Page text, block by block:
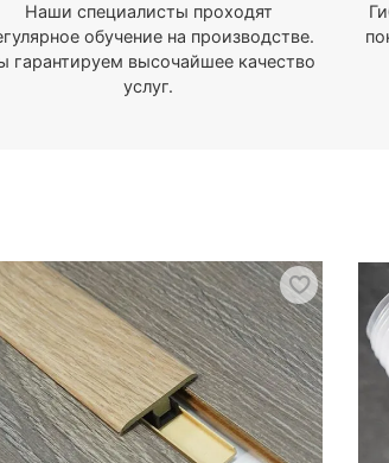
Наши специалисты проходят
обучение на производстве.
гарантируем высочайшее качество
услуг.